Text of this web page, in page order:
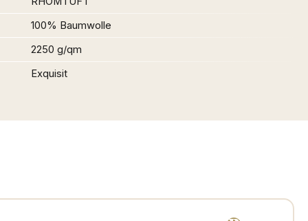
100% Baumwolle
2250 g/qm
Exquisit